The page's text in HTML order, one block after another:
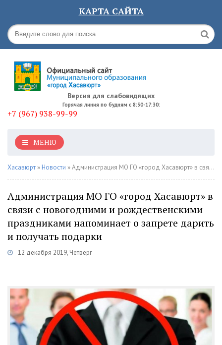
КАРТА САЙТА
Версия для слабовидящих
Горячая линия по будням с 8:30-17:30:
+7 (967) 938-99-99
МЕНЮ
Хасавюрт » Новости » Администрация МО ГО «город Хасавюрт» в связи с новогодними и рождественскими праздниками напоминает о запрете дарить и получать подарки
Администрация МО ГО «город Хасавюрт» в
связи с новогодними и рождественскими
праздниками напоминает о запрете дарить
и получать подарки
12 декабря 2019, Четверг